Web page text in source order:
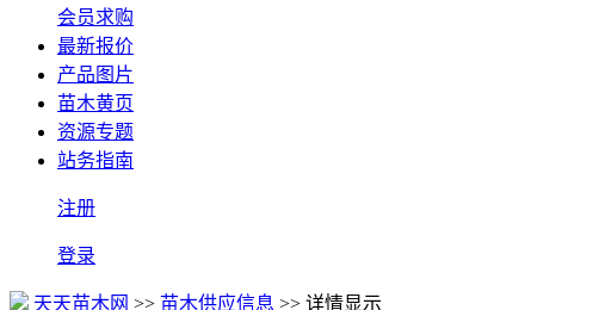
会员求购
最新报价
产品图片
苗木黄页
资源专题
站务指南
注册
登录
天天苗木网 >> 苗木供应信息 >> 详情显示